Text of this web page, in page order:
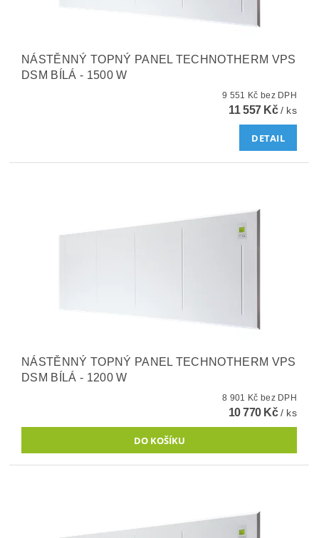
NÁSTĚNNÝ TOPNÝ PANEL TECHNOTHERM VPS
DSM BÍLÁ - 1500 W
9 551 Kč bez DPH
11 557 Kč/ ks
DETAIL
NÁSTĚNNÝ TOPNÝ PANEL TECHNOTHERM VPS
DSM BÍLÁ - 1200 W
8 901 Kč bez DPH
10 770 Kč/ ks